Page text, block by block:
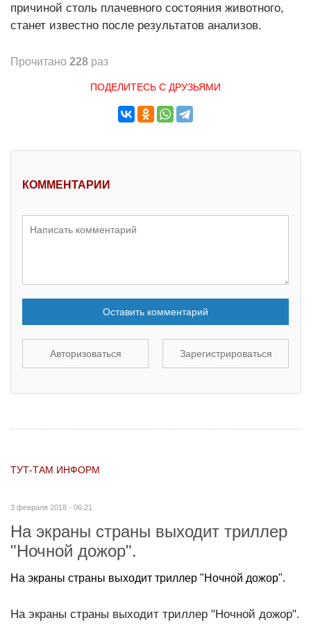
причиной столь плачевного состояния животного,
станет известно после результатов анализов.
Прочитано 228 раз
ПОДЕЛИТЕСЬ С ДРУЗЬЯМИ
КОММЕНТАРИИ
Оставить комментарий
Авторизоваться Зарегистрироваться
ТУТ-ТАМ ИНФОРМ
3 февраля 2018 - 06:21
На экраны страны выходит триллер
"Ночной дожор".
На экраны страны выходит триллер "Ночной дожор".
На экраны страны выходит триллер "Ночной дожор".